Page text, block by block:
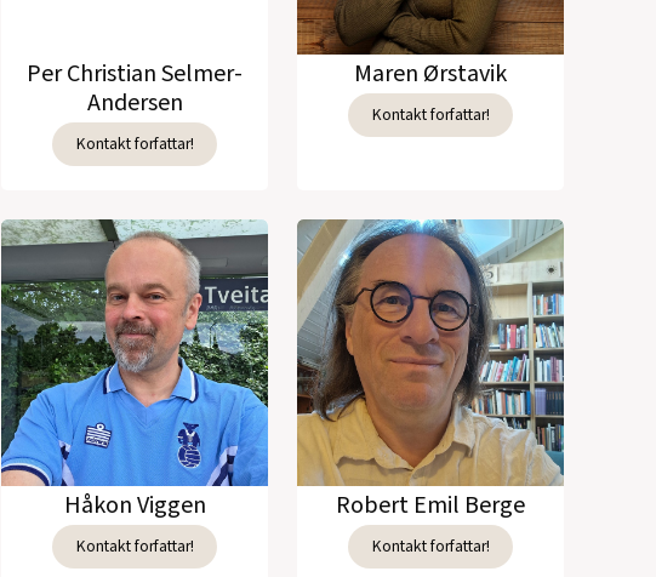
Per Christian Selmer-
Andersen
Kontakt forfattar!
Maren Ørstavik
Kontakt forfattar!
Håkon Viggen
Kontakt forfattar!
Robert Emil Berge
Kontakt forfattar!